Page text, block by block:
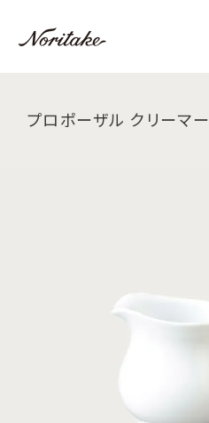
プロポーザル クリーマー